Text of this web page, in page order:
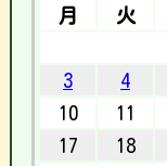
月 火
3
4
10
11
17
18